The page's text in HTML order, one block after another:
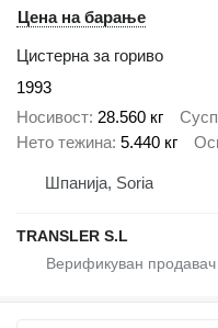
Цена на барање
Цистерна за гориво
1993
Носивост 28.560 кг
Нето тежина 5.440 кг
Шпанија, Soria
TRANSLER S.L